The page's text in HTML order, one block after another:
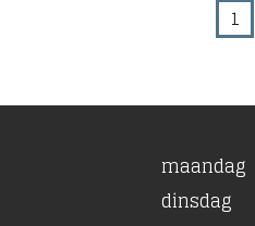
1
maandag
dinsdag